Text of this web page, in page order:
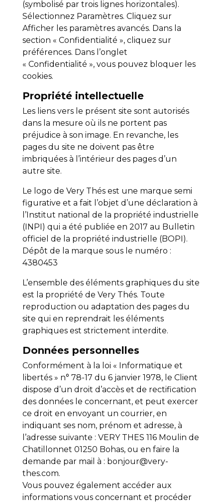
(symbolisé par trois lignes horizontales).
Sélectionnez Paramètres. Cliquez sur
Afficher les paramètres avancés. Dans la
section « Confidentialité », cliquez sur
préférences. Dans l’onglet
« Confidentialité », vous pouvez bloquer les
cookies.
Propriété intellectuelle
Les liens vers le présent site sont autorisés
dans la mesure où ils ne portent pas
préjudice à son image. En revanche, les
pages du site ne doivent pas être
imbriquées à l’intérieur des pages d’un
autre site.
Le logo de Very Thés est une marque semi
figurative et a fait l’objet d’une déclaration à
l’Institut national de la propriété industrielle
(INPI) qui a été publiée en 2017 au Bulletin
officiel de la propriété industrielle (BOPI).
Dépôt de la marque sous le numéro :
4380453
L’ensemble des éléments graphiques du site
est la propriété de Very Thés. Toute
reproduction ou adaptation des pages du
site qui en reprendrait les éléments
graphiques est strictement interdite.
Données personnelles
Conformément à la loi « Informatique et
libertés » n° 78-17 du 6 janvier 1978, le Client
dispose d’un droit d’accès et de rectification
des données le concernant, et peut exercer
ce droit en envoyant un courrier, en
indiquant ses nom, prénom et adresse, à
l’adresse suivante : VERY THES 116 Moulin de
Chatillonnet 01250 Bohas, ou en faire la
demande par mail à : bonjour@very-
thes.com.
Vous pouvez également accéder aux
informations vous concernant et procéder